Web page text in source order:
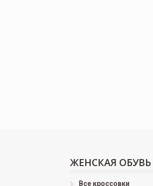
ЖЕНСКАЯ ОБУВЬ
Все кроссовки